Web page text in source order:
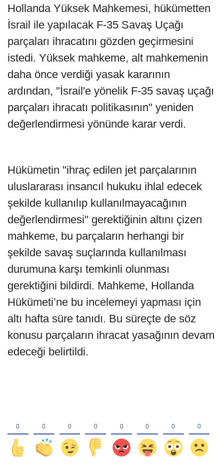
Hollanda Yüksek Mahkemesi, hükümetten
İsrail ile yapılacak F-35 Savaş Uçağı
parçaları ihracatını gözden geçirmesini
istedi. Yüksek mahkeme, alt mahkemenin
daha önce verdiği yasak kararının
ardından, "İsrail'e yönelik F-35 savaş uçağı
parçaları ihracatı politikasının" yeniden
değerlendirmesi yönünde karar verdi.
Hükümetin "ihraç edilen jet parçalarının
uluslararası insancıl hukuku ihlal edecek
şekilde kullanılıp kullanılmayacağının
değerlendirmesi" gerektiğinin altını çizen
mahkeme, bu parçaların herhangi bir
şekilde savaş suçlarında kullanılması
durumuna karşı temkinli olunması
gerektiğini bildirdi. Mahkeme, Hollanda
Hükümeti’ne bu incelemeyi yapması için
altı hafta süre tanıdı. Bu süreçte de söz
konusu parçaların ihracat yasağının devam
edeceği belirtildi.